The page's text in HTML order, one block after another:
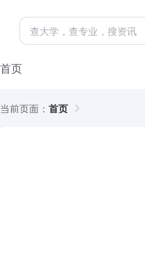
首页
当前页面： 首页